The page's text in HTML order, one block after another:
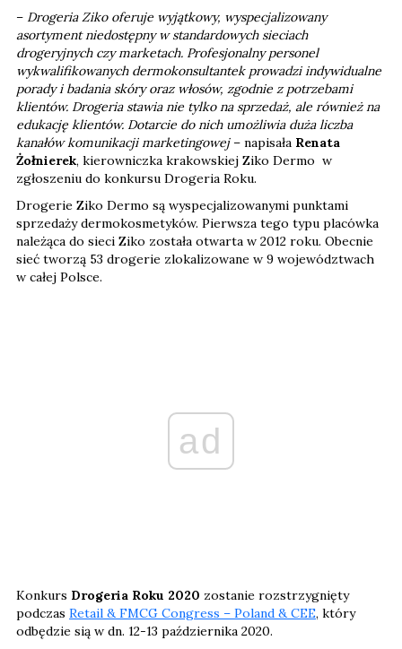
– Drogeria Ziko oferuje wyjątkowy, wyspecjalizowany
asortyment niedostępny w standardowych sieciach
drogeryjnych czy marketach. Profesjonalny personel
wykwalifikowanych dermokonsultantek prowadzi indywidualne
porady i badania skóry oraz włosów, zgodnie z potrzebami
klientów. Drogeria stawia nie tylko na sprzedaż, ale również na
edukację klientów. Dotarcie do nich umożliwia duża liczba
kanałów komunikacji marketingowej – napisała Renata
Żołnierek, kierowniczka krakowskiej Ziko Dermo w
zgłoszeniu do konkursu Drogeria Roku.
Drogerie Ziko Dermo są wyspecjalizowanymi punktami
sprzedaży dermokosmetyków. Pierwsza tego typu placówka
należąca do sieci Ziko została otwarta w 2012 roku. Obecnie
sieć tworzą 53 drogerie zlokalizowane w 9 województwach
w całej Polsce.
ad
Konkurs Drogeria Roku 2020 zostanie rozstrzygnięty
podczas Retail & FMCG Congress – Poland & CEE, który
odbędzie sią w dn. 12-13 października 2020.